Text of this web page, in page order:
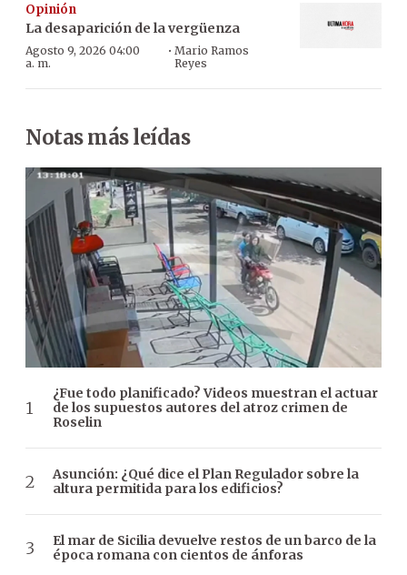
Opinión
La desaparición de la vergüenza
Agosto 9, 2026 04:00
a. m.
· Mario Ramos
Reyes
Notas más leídas
¿Fue todo planificado? Videos muestran el actuar
de los supuestos autores del atroz crimen de
Roselin
Asunción: ¿Qué dice el Plan Regulador sobre la
altura permitida para los edificios?
El mar de Sicilia devuelve restos de un barco de la
época romana con cientos de ánforas